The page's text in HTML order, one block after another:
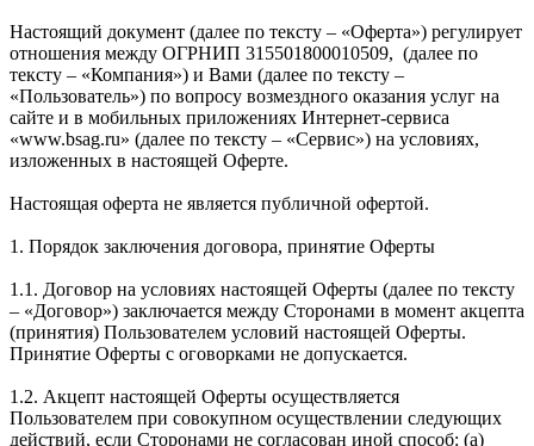
Настоящий документ (далее по тексту – «Оферта») регулирует
отношения между ОГРНИП 315501800010509, (далее по
тексту – «Компания») и Вами (далее по тексту –
«Пользователь») по вопросу возмездного оказания услуг на
сайте и в мобильных приложениях Интернет-сервиса
«www.bsag.ru» (далее по тексту – «Сервис») на условиях,
изложенных в настоящей Оферте.
Настоящая оферта не является публичной офертой.
1. Порядок заключения договора, принятие Оферты
1.1. Договор на условиях настоящей Оферты (далее по тексту
– «Договор») заключается между Сторонами в момент акцепта
(принятия) Пользователем условий настоящей Оферты.
Принятие Оферты с оговорками не допускается.
1.2. Акцепт настоящей Оферты осуществляется
Пользователем при совокупном осуществлении следующих
действий, если Сторонами не согласован иной способ: (а)